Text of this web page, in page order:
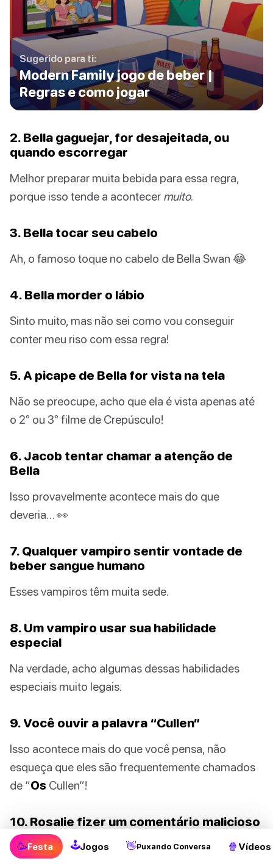
Sugerido para ti:
Modern Family jogo de beber |
Regras e como jogar
2. Bella gaguejar, for desajeitada, ou
quando escorregar
Melhor preparar muita bebida para essa regra,
porque isso tende a acontecer muito.
3. Bella tocar seu cabelo
Ah, o famoso toque no cabelo de Bella Swan 😂
4. Bella morder o lábio
Sinto muito, mas não sei como vou conseguir
conter meu riso com essa regra!
5. A picape de Bella for vista na tela
Não se preocupe, acho que ela é vista apenas até
o 2º ou 3º filme de Crepúsculo!
6. Jacob tentar chamar a atenção de
Bella
Isso provavelmente acontece mais do que
deveria… 👀
7. Qualquer vampiro sentir vontade de
beber sangue humano
Esses vampiros têm muita sede.
8. Um vampiro usar sua habilidade
especial
Na verdade, acho algumas dessas habilidades
especiais muito legais.
9. Você ouvir a palavra “Cullen”
Isso acontece mais do que você pensa, não
esqueça que eles são frequentemente chamados
de “Os Cullen”!
10. Rosalie fizer um comentário malicioso
para Bella
🥳Festa 🕹Jogos 👋Puxando Conversa 🍿 Vídeos